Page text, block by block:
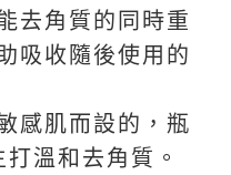
去角質的同時重
吸收隨後使用的
感肌而設的，瓶
溫和去角質。